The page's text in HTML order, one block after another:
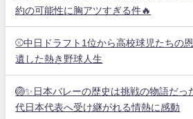
約の可能性に胸アツすぎる件🔥
⚾中日ドラフト1位から高校球児たちの
遺した熱き野球人生
🏐✨日本バレーの歴史は挑戦の物語だっ
代日本代表へ受け継がれる情熱に感動